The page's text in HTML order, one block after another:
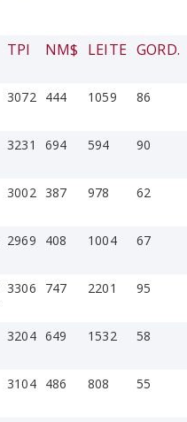
TPI NM$ LEITE GORD.
3072 444 1059 86
3231 694 594 90
3002 387 978 62
2969 408 1004 67
3306 747 2201 95
3204 649 1532 58
3104 486 808 55